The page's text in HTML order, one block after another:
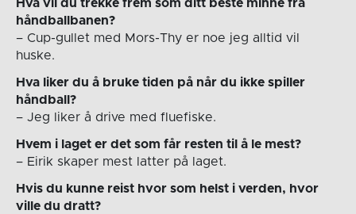
Hva vil du trekke frem som ditt beste minne fra
håndballbanen?
– Cup-gullet med Mors-Thy er noe jeg alltid vil
huske.
Hva liker du å bruke tiden på når du ikke spiller
håndball?
– Jeg liker å drive med fluefiske.
Hvem i laget er det som får resten til å le mest?
– Eirik skaper mest latter på laget.
Hvis du kunne reist hvor som helst i verden, hvor
ville du dratt?